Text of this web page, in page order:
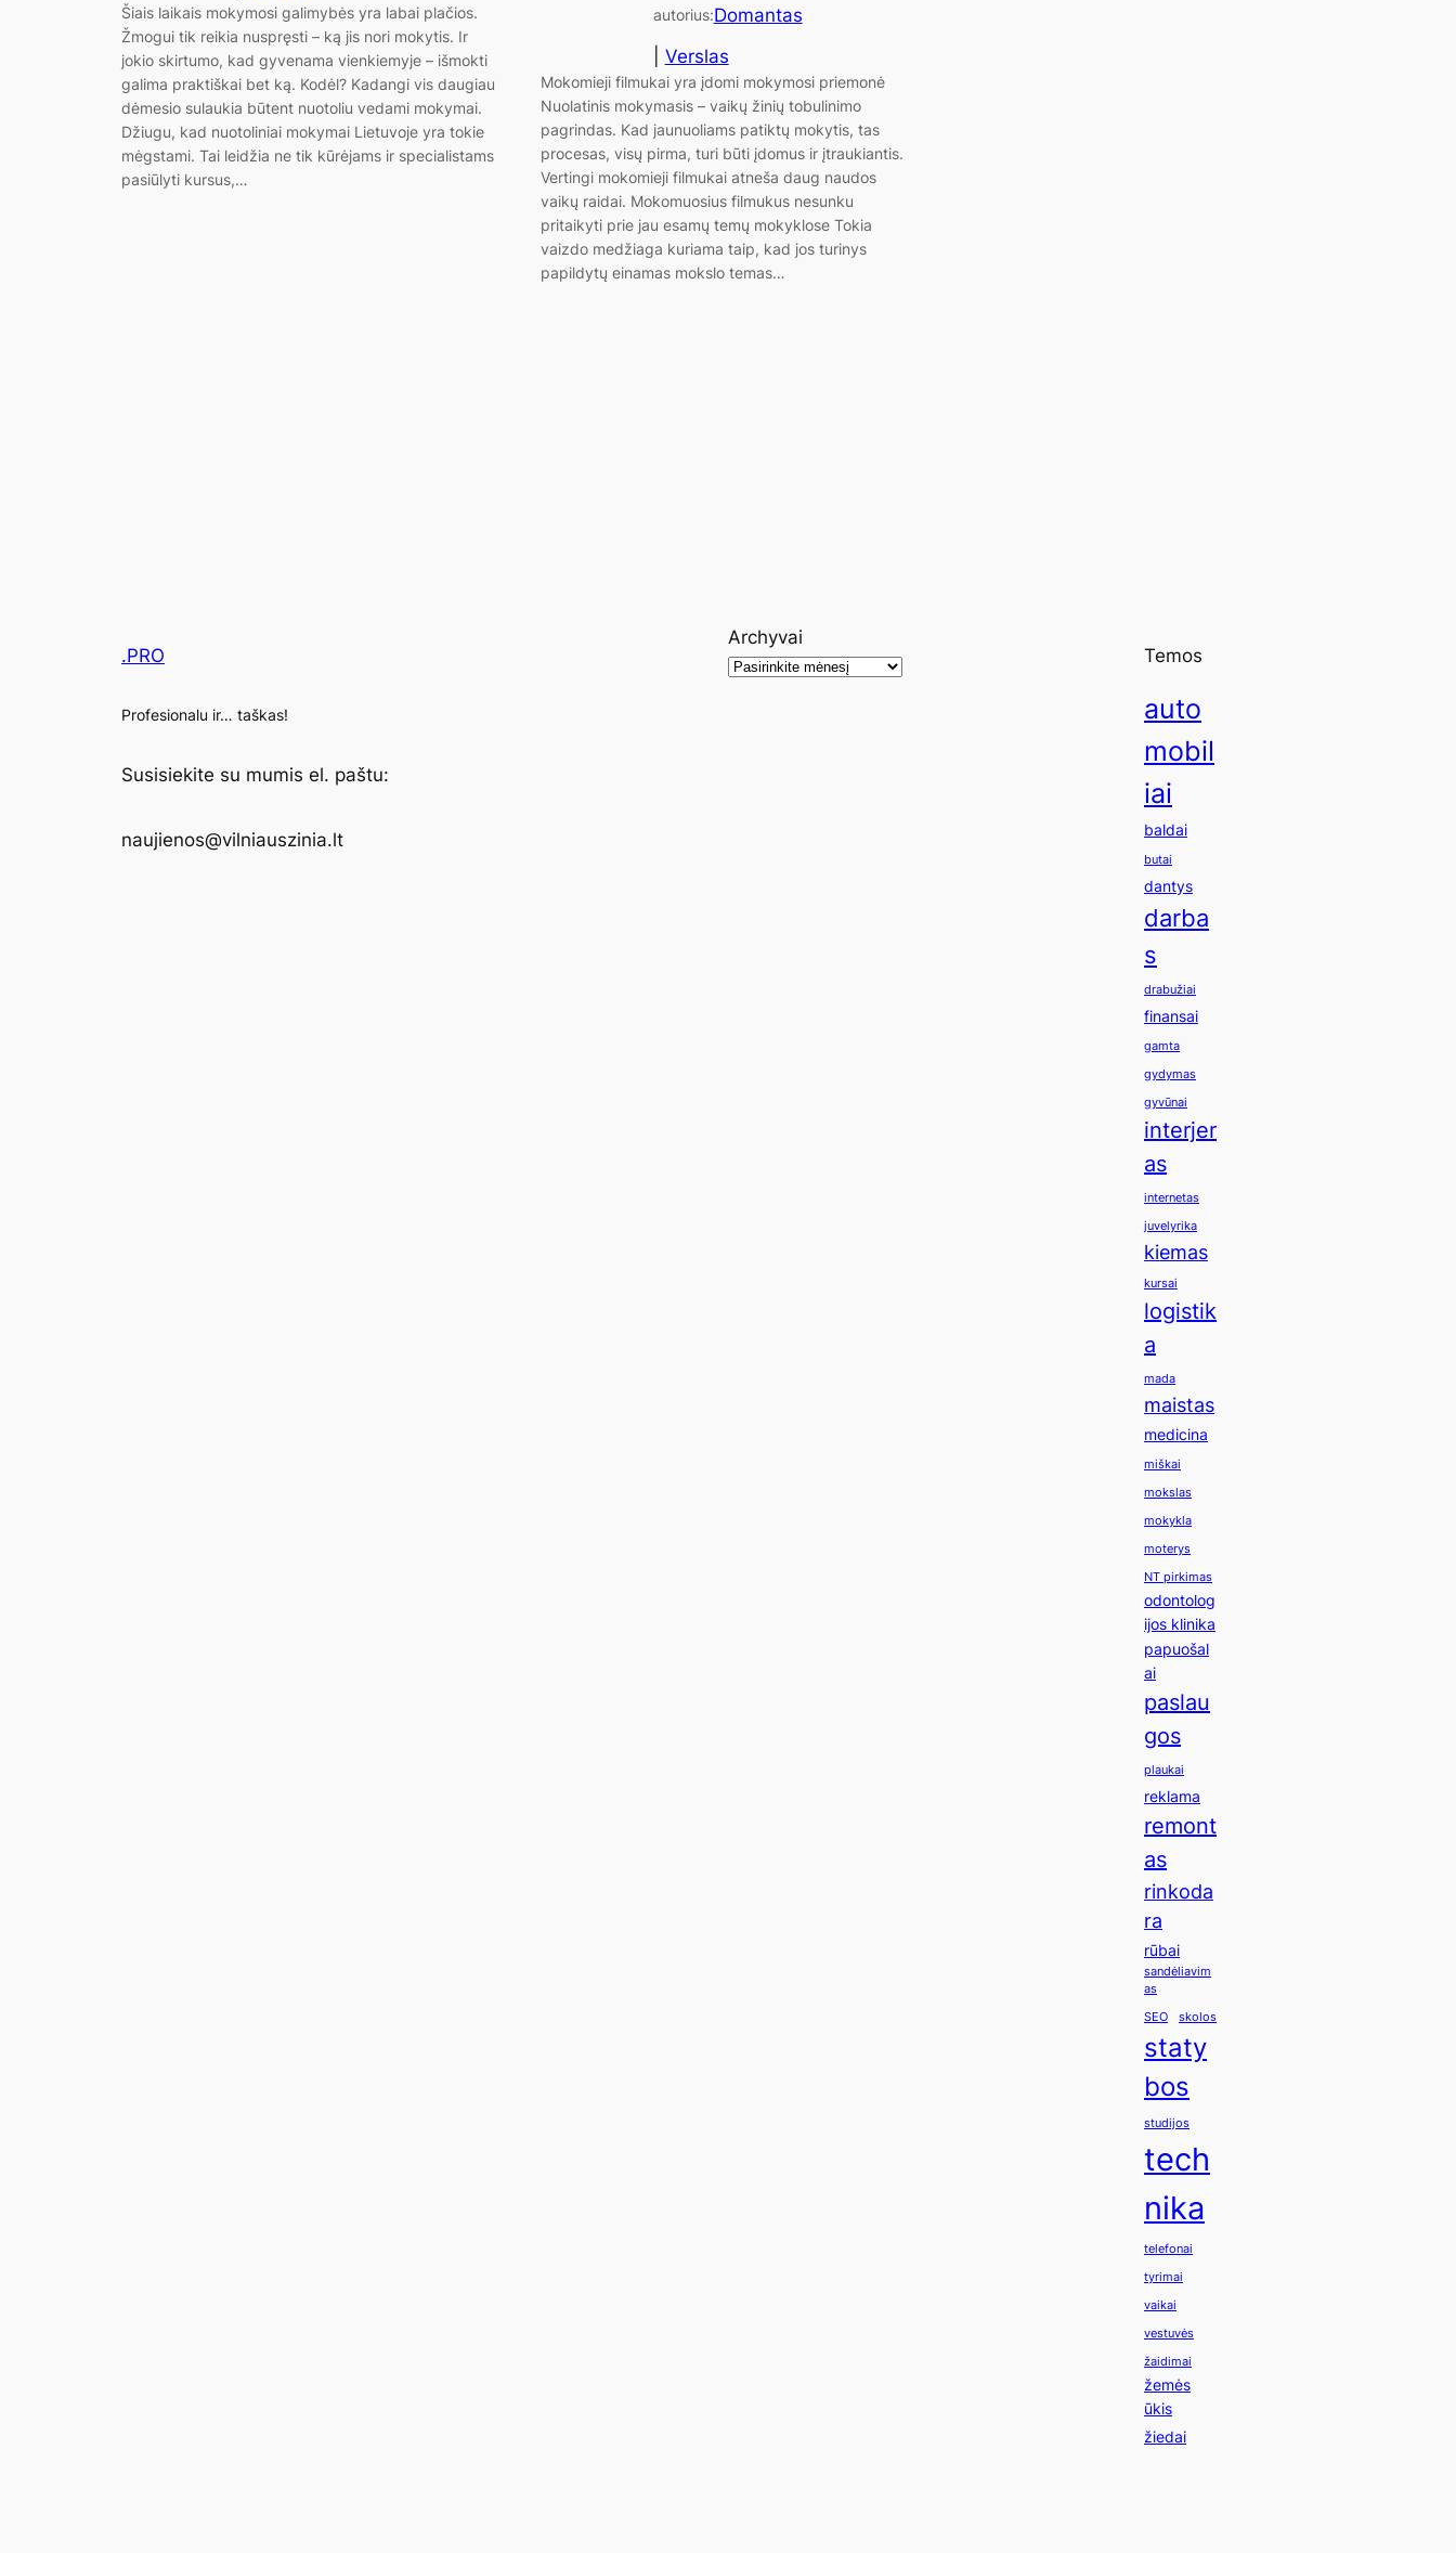
Šiais laikais mokymosi galimybės yra labai plačios.
Žmogui tik reikia nuspręsti – ką jis nori mokytis. Ir
jokio skirtumo, kad gyvenama vienkiemyje – išmokti
galima praktiškai bet ką. Kodėl? Kadangi vis daugiau
dėmesio sulaukia būtent nuotoliu vedami mokymai.
Džiugu, kad nuotoliniai mokymai Lietuvoje yra tokie
mėgstami. Tai leidžia ne tik kūrėjams ir specialistams
pasiūlyti kursus,…
autorius:Domantas
Verslas
Mokomieji filmukai yra įdomi mokymosi priemonė
Nuolatinis mokymasis – vaikų žinių tobulinimo
pagrindas. Kad jaunuoliams patiktų mokytis, tas
procesas, visų pirma, turi būti įdomus ir įtraukiantis.
Vertingi mokomieji filmukai atneša daug naudos
vaikų raidai. Mokomuosius filmukus nesunku
pritaikyti prie jau esamų temų mokyklose Tokia
vaizdo medžiaga kuriama taip, kad jos turinys
papildytų einamas mokslo temas…
.PRO
Profesionalu ir… taškas!
Susisiekite su mumis el. paštu:
naujienos@vilniauszinia.lt
Archyvai
Temos
auto
mobil
iai
baldai
butai
dantys
darba
s
drabužiai
finansai
gamta
gydymas
gyvūnai
interjer
as
internetas
juvelyrika
kiemas
kursai
logistik
a
mada
maistas
medicina
miškai
mokslas
mokykla
moterys
NT pirkimas
odontolog
ijos klinika
papuošal
ai
paslau
gos
plaukai
reklama
remont
as
rinkoda
ra
rūbai
sandėliavim
as
SEO
skolos
staty
bos
studijos
tech
nika
telefonai
tyrimai
vaikai
vestuvės
žaidimai
žemės
ūkis
žiedai